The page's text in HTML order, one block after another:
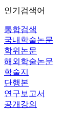
인기검색어
통합검색
국내학술논문
학위논문
해외학술논문
학술지
단행본
연구보고서
공개강의